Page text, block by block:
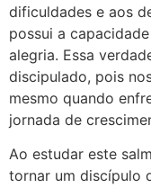
dificuldades e aos
possui a
alegria. Essa
discipulado, pois
mesmo quando
jornada de
Ao estudar este
tornar um discípulo